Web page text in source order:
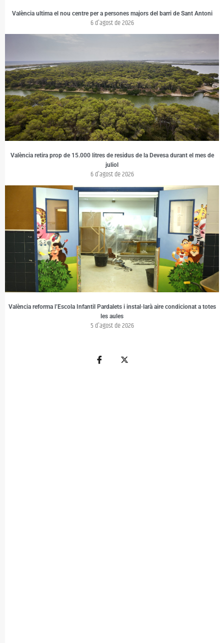
València ultima el nou centre per a persones majors del barri de Sant Antoni
6 d'agost de 2026
València retira prop de 15.000 litres de residus de la Devesa durant el mes de
juliol
6 d'agost de 2026
València reforma l’Escola Infantil Pardalets i instal·larà aire condicionat a totes
les aules
5 d'agost de 2026